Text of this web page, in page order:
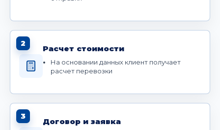
2
Расчет стоимости
На основании данных клиент получает
расчет перевозки
3
Договор и заявка